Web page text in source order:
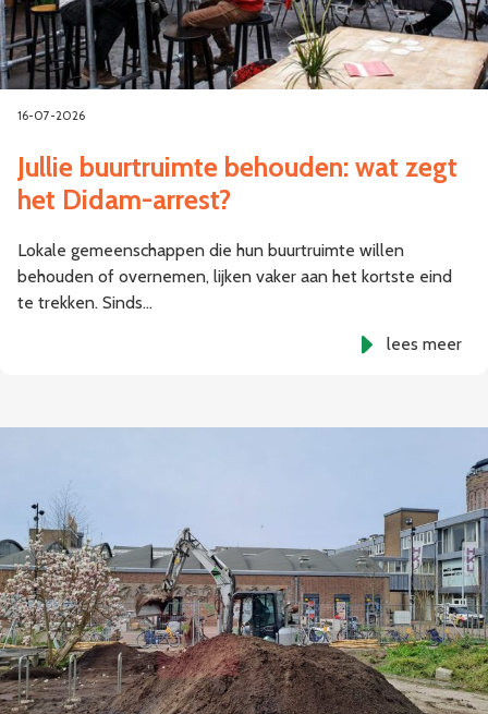
16-07-2026
Jullie buurtruimte behouden: wat zegt
het Didam-arrest?
Lokale gemeenschappen die hun buurtruimte willen
behouden of overnemen, lijken vaker aan het kortste eind
te trekken. Sinds…
lees meer